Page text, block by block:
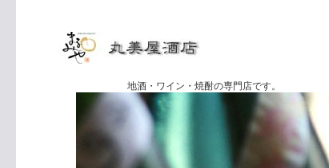
・焼酎の専門店です。